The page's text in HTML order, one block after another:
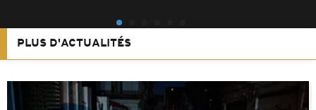
PLUS D'ACTUALITÉS